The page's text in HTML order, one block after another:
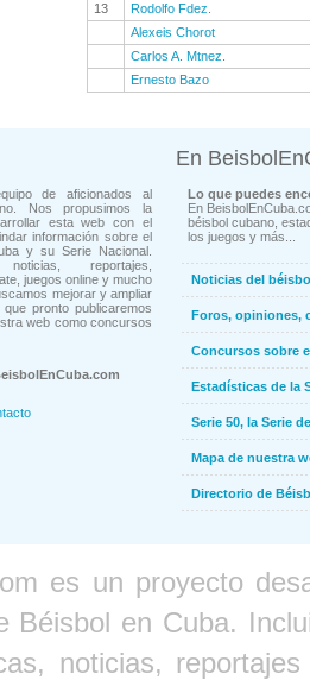
13
Rodolfo Fdez.
Alexeis Chorot
Carlos A. Mtnez.
Ernesto Bazo
de aficionados al
Nos propusimos la
esta web con el
información sobre el
y su Serie Nacional.
reportajes,
juegos online y mucho
mejorar y ampliar
pronto publicaremos
web como concursos
En
Lo que puedes
En
béisbol cubano,
los juegos y más...
Noticias del
Foros, opiniones,
Concursos sobre
Estadísticas de la
Serie 50, la Serie
Mapa de nuestra
Directorio de
es un proyecto
Béisbol en Cuba.
noticias,